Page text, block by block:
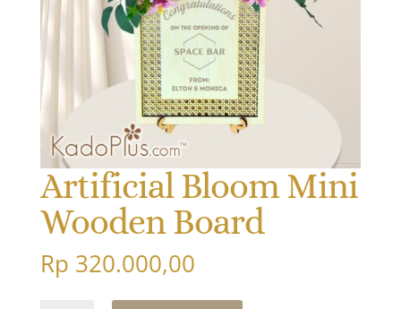
Artificial Bloom Mini
Wooden Board
Rp 320.000,00